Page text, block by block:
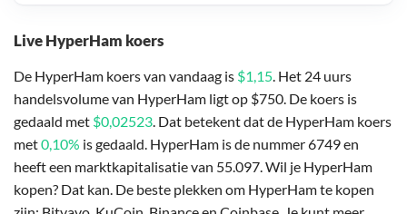
Live HyperHam koers
De HyperHam koers van vandaag is $1,15. Het 24 uurs
handelsvolume van HyperHam ligt op $750. De koers is
gedaald met $0,02523. Dat betekent dat de HyperHam koers
met0,10% is gedaald. HyperHam is de nummer 6749 en
heeft een marktkapitalisatie van 55.097. Wil je HyperHam
kopen? Dat kan. De beste plekken om HyperHam te kopen